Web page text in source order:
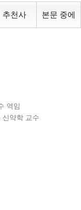
추천사 본문 중에
역임
신약학 교수